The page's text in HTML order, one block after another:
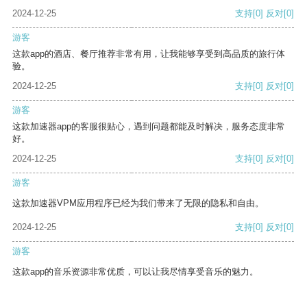
2024-12-25
支持[0] 反对[0]
游客
这款app的酒店、餐厅推荐非常有用，让我能够享受到高品质的旅行体
验。
2024-12-25
支持[0] 反对[0]
游客
这款加速器app的客服很贴心，遇到问题都能及时解决，服务态度非常
好。
2024-12-25
支持[0] 反对[0]
游客
这款加速器VPM应用程序已经为我们带来了无限的隐私和自由。
2024-12-25 支持[0] 反对[0]
游客
这款app的音乐资源非常优质，可以让我尽情享受音乐的魅力。